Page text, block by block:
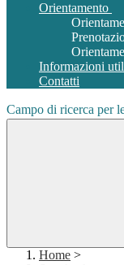
Orientamento
Informazioni
Contatti
Campo di ricerca per
Home >